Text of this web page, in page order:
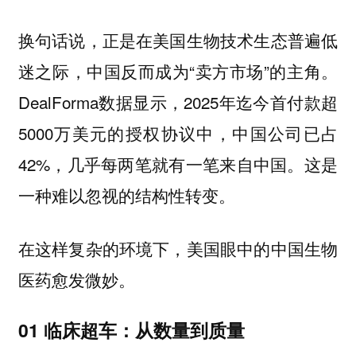
换句话说，正是在美国生物技术生态普遍低
迷之际，中国反而成为“卖方市场”的主角。
DealForma数据显示，2025年迄今首付款超
5000万美元的授权协议中，中国公司已占
42%，几乎每两笔就有一笔来自中国。这是
一种难以忽视的结构性转变。
在这样复杂的环境下，美国眼中的中国生物
医药愈发微妙。
01 临床超车：从数量到质量